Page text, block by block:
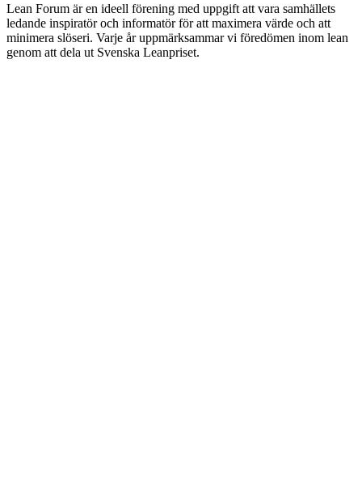
Lean Forum är en ideell förening med uppgift att vara samhällets
ledande inspiratör och informatör för att maximera värde och att
minimera slöseri. Varje år uppmärksammar vi föredömen inom lean
genom att dela ut Svenska Leanpriset.